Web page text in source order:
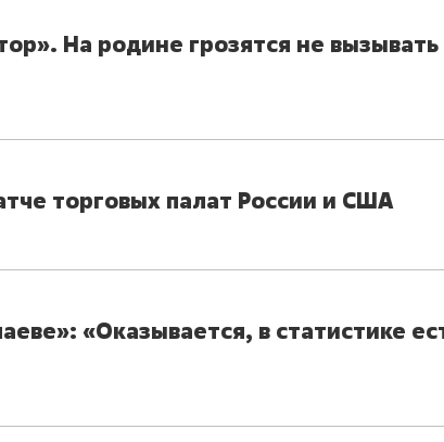
На родине грозятся не вызывать
торговых палат России и США
«Оказывается, в статистике